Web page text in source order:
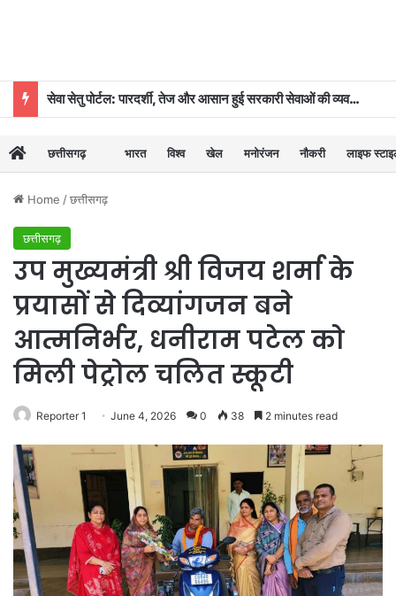
सेवा सेतु पोर्टल: पारदर्शी, तेज और आसान हुई सरकारी सेवाओं की व्यवस्था
छत्तीसगढ़ भारत विश्व खेल मनोरंजन नौकरी लाइफ
Home /छत्तीसगढ़
छत्तीसगढ़
उप मुख्यमंत्री श्री विजय शर्मा के
प्रयासों से दिव्यांगजन बने
आत्मनिर्भर, धनीराम पटेल को
मिली पेट्रोल चलित स्कूटी
Reporter 1 June 4, 2026 0 38 2 minutes read